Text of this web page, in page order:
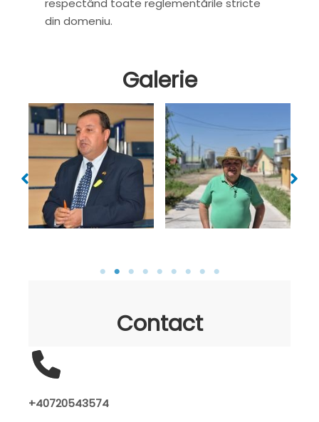
din domeniu.
Galerie
Contact
+40720543574